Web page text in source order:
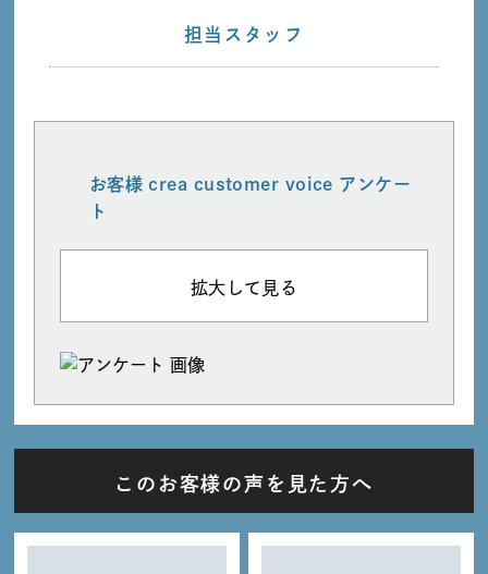
担当スタッフ
お客様 crea customer voice アンケー
ト
拡大して見る
このお客様の声を見た方へ